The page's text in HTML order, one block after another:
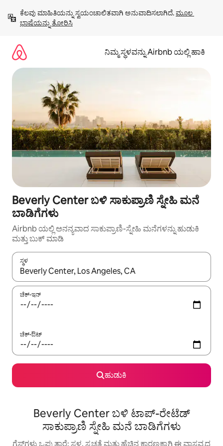
ಹೋಗಿ
ಕೆಲವು ಮಾಹಿತಿಯನ್ನು ಸ್ವಯಂಚಾಲಿತವಾಗಿ ಅನುವಾದಿಸಲಾಗಿದೆ. ಮೂಲ
ಭಾಷೆಯನ್ನು ತೋರಿಸಿ
ನಿಮ್ಮ ಸ್ಥಳವನ್ನು Airbnb ಯಲ್ಲಿ ಹಾಕಿ
Beverly Center ಬಳಿ ಸಾಕುಪ್ರಾಣಿ ಸ್ನೇಹಿ ಮನೆ
ಬಾಡಿಗೆಗಳು
Airbnb ಯಲ್ಲಿ ಅನನ್ಯವಾದ ಸಾಕುಪ್ರಾಣಿ-ಸ್ನೇಹಿ ಮನೆಗಳನ್ನು ಹುಡುಕಿ
ಮತ್ತು ಬುಕ್ ಮಾಡಿ
ಸ್ಥಳ
ಫಲಿತಾಂಶಗಳು ಲಭ್ಯವಿರುವಾಗ, ಅಪ್ ಮತ್ತು ಡೌನ್ ಬಾಣದ ಕೀಲಿಗಳೊಂದಿಗೆ
ಚೆಕ್-ಇನ್
ಚೆಕ್-ಔಟ್
ಹುಡುಕಿ
Beverly Center ಬಳಿ ಟಾಪ್-ರೇಟೆಡ್
ಸಾಕುಪ್ರಾಣಿ ಸ್ನೇಹಿ ಮನೆ ಬಾಡಿಗೆಗಳು
ಗೆಸ್ಟ್‌ಗಳು ಒಪ್ಪುತ್ತಾರೆ: ಸ್ಥಳ, ಸ್ವಚ್ಛತೆ ಮತ್ತು ಹೆಚ್ಚಿನ ಕಾರಣಕ್ಕಾಗಿ ಈ ವಾಸ್ತವ್ಯದ